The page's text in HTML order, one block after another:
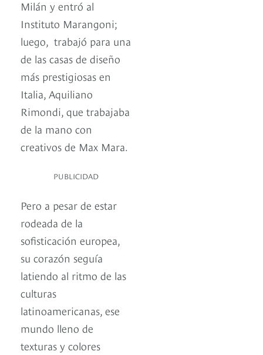
Milán y entró al
Instituto Marangoni;
luego, trabajó para una
de las casas de diseño
más prestigiosas en
Italia, Aquiliano
Rimondi, que trabajaba
de la mano con
creativos de Max Mara.
PUBLICIDAD
Pero a pesar de estar
rodeada de la
sofisticación europea,
su corazón seguía
latiendo al ritmo de las
culturas
latinoamericanas, ese
mundo lleno de
texturas y colores